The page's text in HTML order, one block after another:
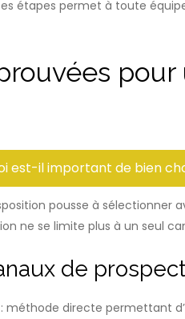
étapes permet à toute
est-il important de bien
pousse à
ne se limite plus à un seul
de
: méthode directe permettant